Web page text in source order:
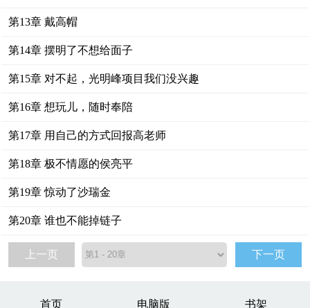
第13章 戴高帽
第14章 摆明了不想给面子
第15章 对不起，光明峰项目我们没兴趣
第16章 想玩儿，随时奉陪
第17章 用自己的方式回报高老师
第18章 极不情愿的侯亮平
第19章 惊动了沙瑞金
第20章 谁也不能掉链子
上一页 下一页
首页 电脑版 书架